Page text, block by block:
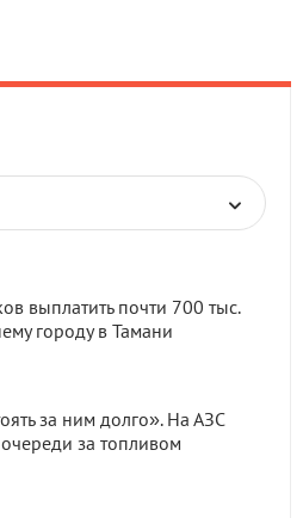
выплатить почти 700 тыс.
городу в Тамани
за ним долго». На АЗС
за топливом